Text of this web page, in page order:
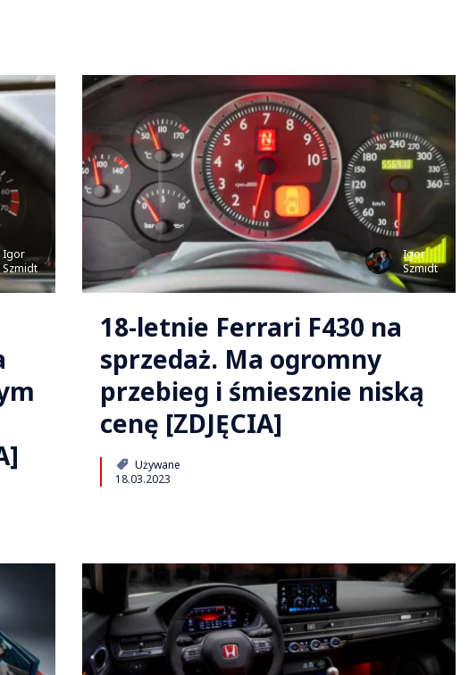
Igor
Szmidt
Igor
Szmidt
18-letnie Ferrari F430 na
sprzedaż. Ma ogromny
przebieg i śmiesznie niską
cenę [ZDJĘCIA]
Używane
18.03.2023